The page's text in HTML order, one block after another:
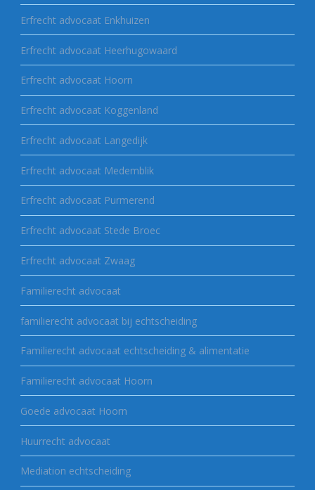
Erfrecht advocaat Enkhuizen
Erfrecht advocaat Heerhugowaard
Erfrecht advocaat Hoorn
Erfrecht advocaat Koggenland
Erfrecht advocaat Langedijk
Erfrecht advocaat Medemblik
Erfrecht advocaat Purmerend
Erfrecht advocaat Stede Broec
Erfrecht advocaat Zwaag
Familierecht advocaat
familierecht advocaat bij echtscheiding
Familierecht advocaat echtscheiding & alimentatie
Familierecht advocaat Hoorn
Goede advocaat Hoorn
Huurrecht advocaat
Mediation echtscheiding